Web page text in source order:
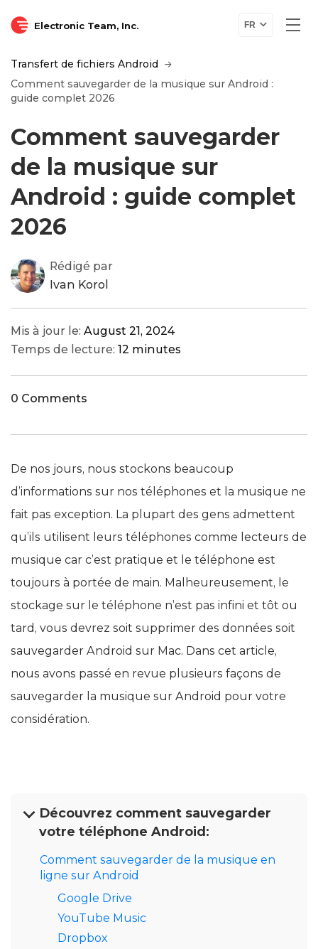
Electronic Team, Inc. FR
Transfert de fichiers Android
Comment sauvegarder de la musique sur Android :
guide complet 2026
Comment sauvegarder
de la musique sur
Android : guide complet
2026
Rédigé par
Ivan Korol
Mis à jour le: August 21, 2024
Temps de lecture: 12 minutes
0 Comments
De nos jours, nous stockons beaucoup
d’informations sur nos téléphones et la musique ne
fait pas exception. La plupart des gens admettent
qu’ils utilisent leurs téléphones comme lecteurs de
musique car c’est pratique et le téléphone est
toujours à portée de main. Malheureusement, le
stockage sur le téléphone n’est pas infini et tôt ou
tard, vous devrez soit supprimer des données soit
sauvegarder Android sur Mac. Dans cet article,
nous avons passé en revue plusieurs façons de
sauvegarder la musique sur Android pour votre
considération.
Découvrez comment sauvegarder
votre téléphone Android:
Comment sauvegarder de la musique en
ligne sur Android
Google Drive
YouTube Music
Dropbox